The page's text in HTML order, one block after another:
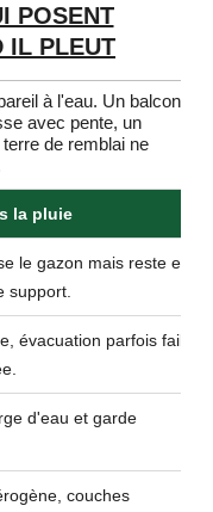
POSENT
IL PLEUT
à l'eau. Un balcon
avec pente, un
de remblai ne
la pluie
le gazon mais reste entre
support.
évacuation parfois faible
d'eau et garde
couches